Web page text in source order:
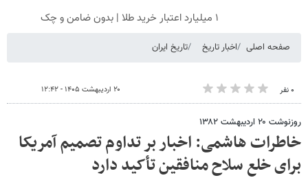
۱ میلیارد اعتبار خرید طلا | بدون ضامن و چک
صفحه اصلی اخبار تاریخ تاریخ ایران
۰ نفر ۲۰ اردیبهشت ۱۴۰۵ - ۱۲:۴۲
روزنوشت ۲۰ اردیبهشت ۱۳۸۲
خاطرات هاشمی: اخبار بر تداوم تصمیم آمریکا
برای خلع سلاح منافقین تأکید دارد